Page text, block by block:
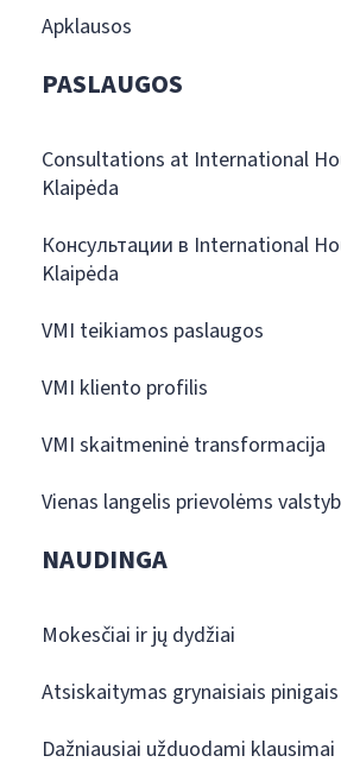
Apklausos
PASLAUGOS
Consultations at International
Klaipėda
Консультации в International
Klaipėda
VMI teikiamos paslaugos
VMI kliento profilis
VMI skaitmeninė transformacija
Vienas langelis prievolėms
NAUDINGA
Mokesčiai ir jų dydžiai
Atsiskaitymas grynaisiais pinigais
Dažniausiai užduodami klausimai